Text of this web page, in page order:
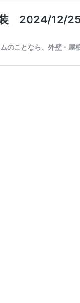
装 2024/12/25
のことなら、外壁・屋